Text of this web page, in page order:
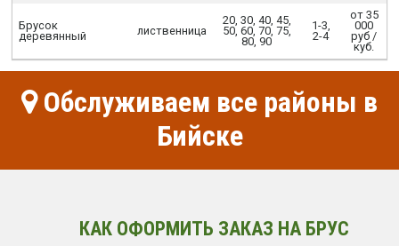
Брусок
деревянный
лиственница
20, 30, 40, 45,
50, 60, 70, 75,
80, 90
1-3,
2-4
от 35
000
руб /
куб.
Обслуживаем все районы в
Бийске
КАК ОФОРМИТЬ ЗАКАЗ НА БРУС